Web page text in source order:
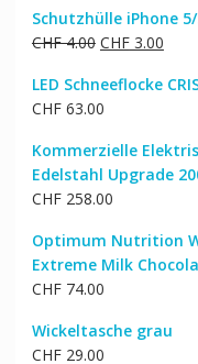
war:
CHF 36.00
Schutzhülle iPhone
CHF4.00 Ursprünglicher
war:
CHF 4.00
CHF3.00
ist:
LED Schneeflocke
CHF63.00
Kommerzielle
Edelstahl Upgrade
CHF258.00
Optimum Nutrition
Extreme Milk
CHF74.00
Wickeltasche grau
CHF29.00